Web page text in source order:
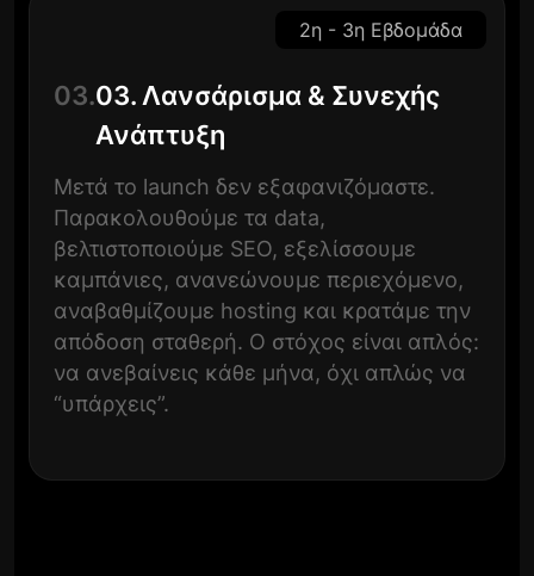
2η - 3η Εβδομάδα
03.03. Λανσάρισμα & Συνεχής
Ανάπτυξη
Μετά το launch δεν εξαφανιζόμαστε.
Παρακολουθούμε τα data,
βελτιστοποιούμε SEO, εξελίσσουμε
καμπάνιες, ανανεώνουμε περιεχόμενο,
αναβαθμίζουμε hosting και κρατάμε την
απόδοση σταθερή. Ο στόχος είναι απλός:
να ανεβαίνεις κάθε μήνα, όχι απλώς να
“υπάρχεις”.